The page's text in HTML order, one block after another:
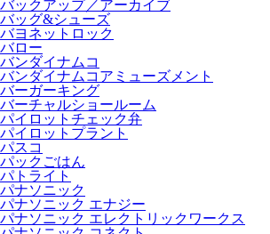
バックアップ／アーカイブ
バッグ&シューズ
バヨネットロック
バロー
バンダイナムコ
バンダイナムコアミューズメント
バーガーキング
バーチャルショールーム
パイロットチェック弁
パイロットプラント
パスコ
パックごはん
パトライト
パナソニック
パナソニック エナジー
パナソニック エレクトリックワークス